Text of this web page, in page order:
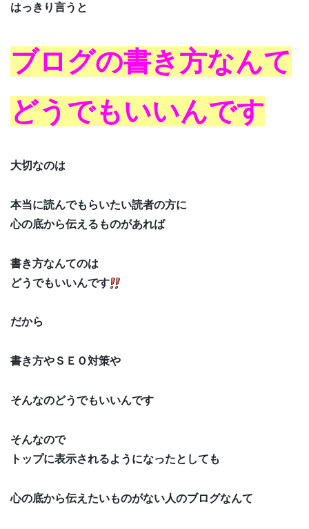
はっきり言うと
ブログの書き方なんて
どうでもいいんです
大切なのは
本当に読んでもらいたい読者の方に
心の底から伝えるものがあれば
書き方なんてのは
どうでもいいんです
だから
書き方やＳＥＯ対策や
そんなのどうでもいいんです
そんなので
トップに表示されるようになったとしても
心の底から伝えたいものがない人のブログなんて